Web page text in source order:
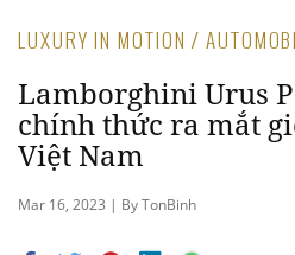
LUXURY IN MOTION /
Lamborghini Urus
chính thức ra mắt
Việt Nam
Mar 16, 2023 | By TonBinh